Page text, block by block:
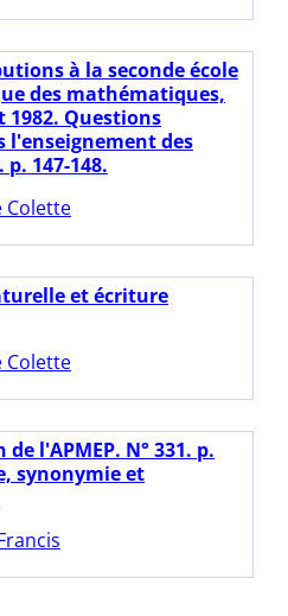
à la seconde école
des mathématiques,
1982. Questions
l'enseignement des
147-148.
Colette
et écriture
Colette
l'APMEP. N° 331. p.
synonymie et